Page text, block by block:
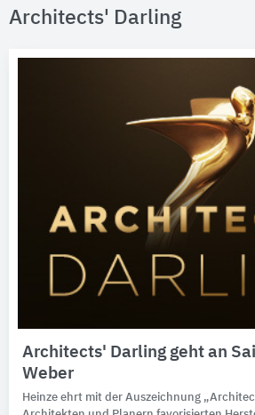
Architects' Darling
Architects' Darling geht an
Weber
Heinze ehrt mit der Auszeichnung